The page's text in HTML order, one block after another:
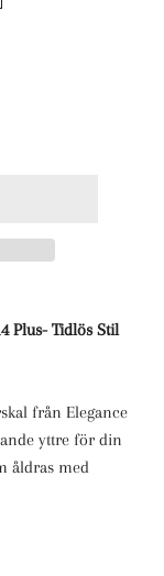
Plus- Tidlös Stil
från Elegance
yttre för din
åldras med